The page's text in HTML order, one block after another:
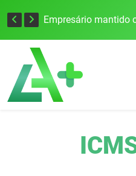
Empresário mantido